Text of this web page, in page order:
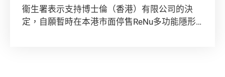
衞生署表示支持博士倫（香港）有限公司的決
定，自願暫時在本港市面停售ReNu多功能隱形